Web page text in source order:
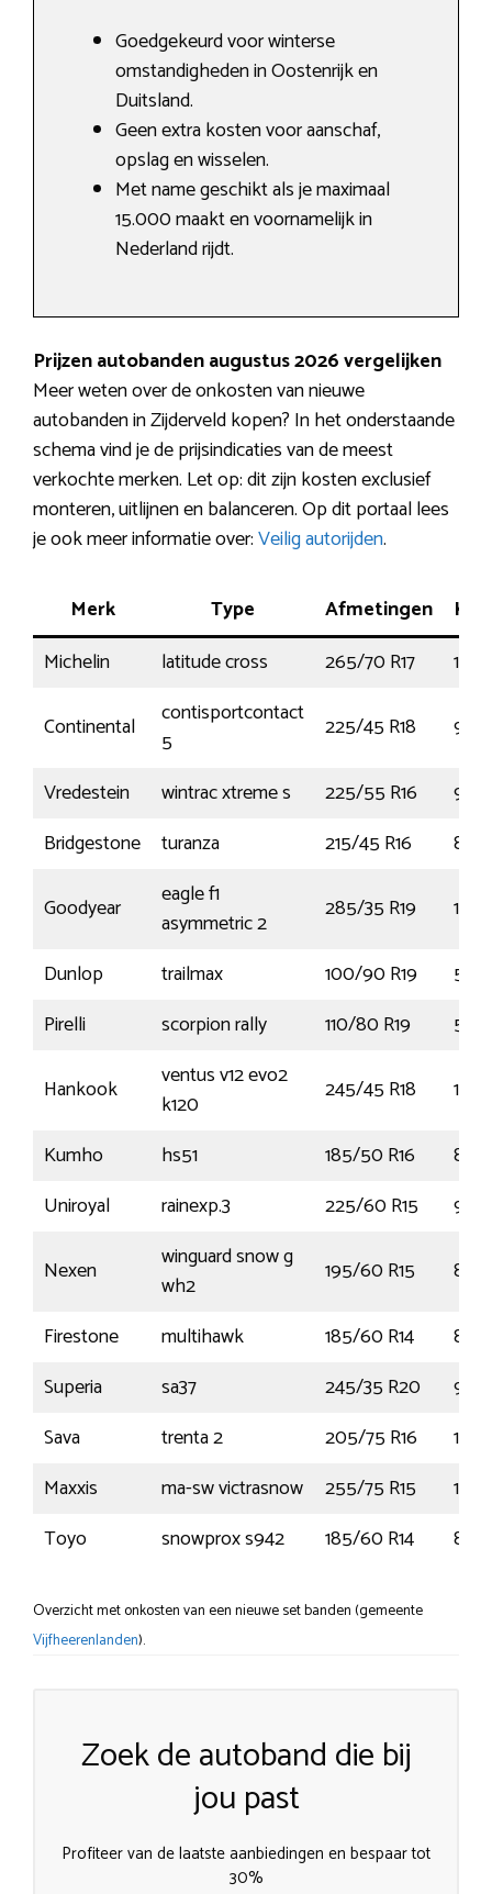
Goedgekeurd voor winterse
omstandigheden in Oostenrijk en
Duitsland.
Geen extra kosten voor aanschaf,
opslag en wisselen.
Met name geschikt als je maximaal
15.000 maakt en voornamelijk in
Nederland rijdt.
Prijzen autobanden augustus 2026 vergelijken
Meer weten over de onkosten van nieuwe
autobanden in Zijderveld kopen? In het onderstaande
schema vind je de prijsindicaties van de meest
verkochte merken. Let op: dit zijn kosten exclusief
monteren, uitlijnen en balanceren. Op dit portaal lees
je ook meer informatie over:Veilig autorijden.
Merk Type Afmetingen
Michelin
latitude cross 265/70 R17
115H
Continental
contisportcontact
5
225/45 R18
95Y
Vredestein
wintrac xtreme s 225/55 R16
99V
Bridgestone
turanza 215/45 R16
86H
Goodyear
eagle f1
asymmetric 2
285/35 R19
103Y
Dunlop
trailmax 100/90 R19
57T
Pirelli
scorpion rally 110/80 R19
59R
Hankook
ventus v12 evo2
k120
245/45 R18
Kumho
hs51 185/50 R16
81V
Uniroyal
rainexp.3 225/60 R15
96Y
Nexen
winguard snow g
wh2
195/60 R15
88T
Firestone
multihawk 185/60 R14
82H
Superia
sa37 245/35 R20
95Y
Sava
trenta 2 205/75 R16
110R
Maxxis
ma-sw victrasnow 255/75 R15
110T
Toyo
snowprox s942 185/60 R14 82H
Overzicht met onkosten van een nieuwe set banden (gemeente
Vijfheerenlanden).
Zoek de autoband die bij
jou past
Profiteer van de laatste aanbiedingen en bespaar tot
30%